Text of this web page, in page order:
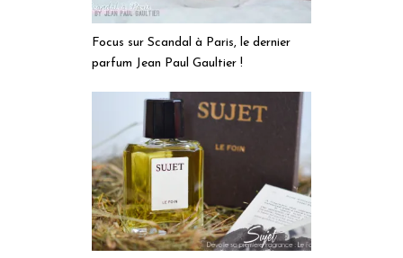
Focus sur Scandal à Paris, le dernier
parfum Jean Paul Gaultier !